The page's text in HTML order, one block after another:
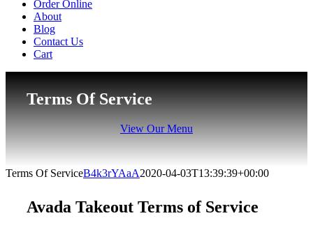
Order Online
About
Blog
Contact Us
Cart
Terms Of Service
View Our Menu
Terms Of ServiceB4k3rYAaA2020-04-03T13:39:39+00:00
Avada Takeout Terms of Service